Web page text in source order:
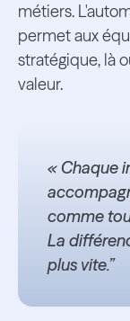
métiers.
permet aux
stratégique, là
valeur.
« Chaque
comme
La
plus vite.”